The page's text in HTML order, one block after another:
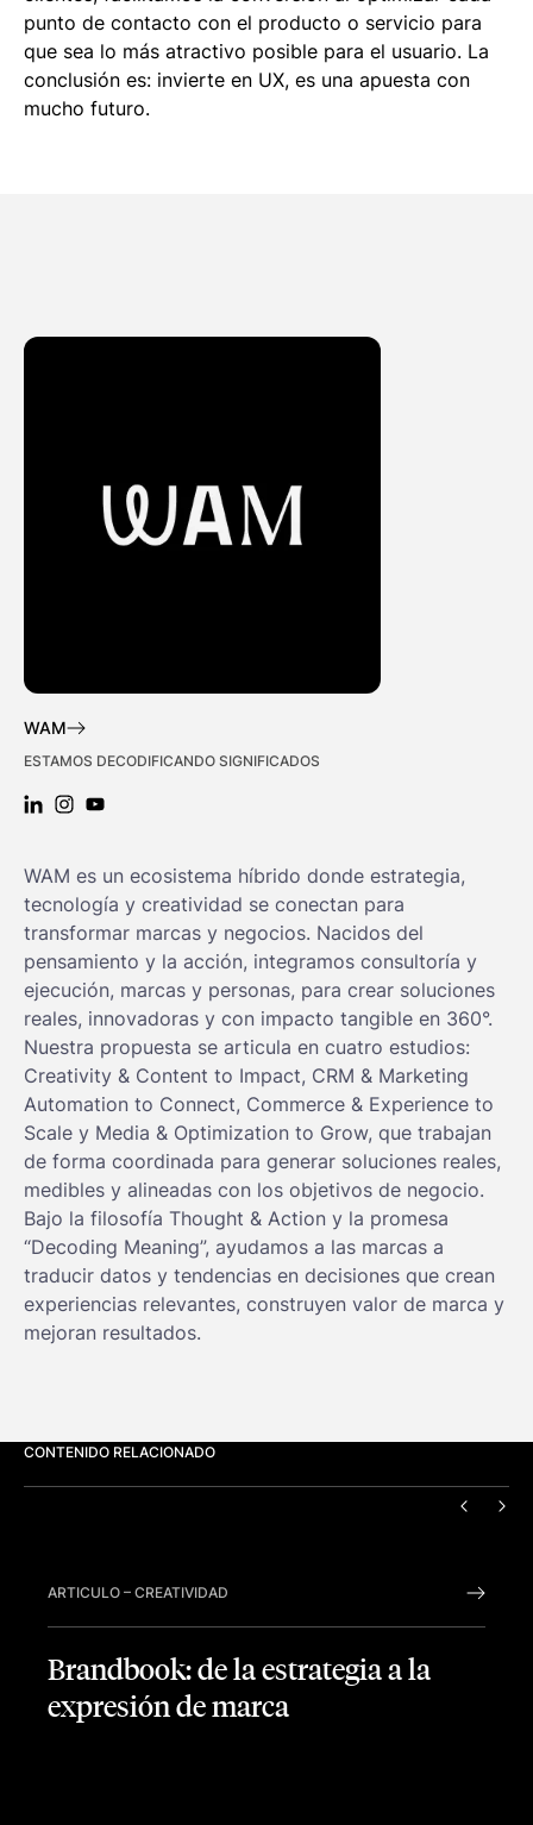
punto de contacto con el producto o servicio para
que sea lo más atractivo posible para el usuario. La
conclusión es: invierte en UX, es una apuesta con
mucho futuro.
WAM
ESTAMOS DECODIFICANDO SIGNIFICADOS
LINKEDIN: WAM
INSTAGRAM: WAM
YOUTUBE: WAM
WAM es un ecosistema híbrido donde estrategia,
tecnología y creatividad se conectan para
transformar marcas y negocios. Nacidos del
pensamiento y la acción, integramos consultoría y
ejecución, marcas y personas, para crear soluciones
reales, innovadoras y con impacto tangible en 360°.
Nuestra propuesta se articula en cuatro estudios:
Creativity & Content to Impact, CRM & Marketing
Automation to Connect, Commerce & Experience to
Scale y Media & Optimization to Grow, que trabajan
de forma coordinada para generar soluciones reales,
medibles y alineadas con los objetivos de negocio.
Bajo la filosofía Thought & Action y la promesa
“Decoding Meaning”, ayudamos a las marcas a
traducir datos y tendencias en decisiones que crean
experiencias relevantes, construyen valor de marca y
mejoran resultados.
CONTENIDO RELACIONADO
ARTICULO – CREATIVIDAD
Brandbook: de la estrategia a la
expresión de marca